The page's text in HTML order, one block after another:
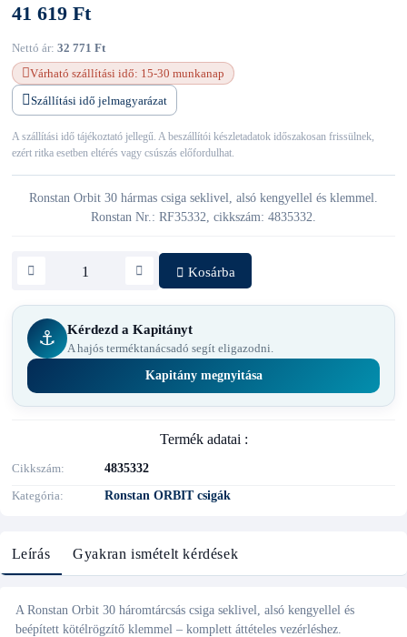
41 619 Ft
Nettó ár: 32 771 Ft
Várható szállítási idő: 15-30 munkanap
Szállítási idő jelmagyarázat
A szállítási idő tájékoztató jellegű. A beszállítói készletadatok időszakosan frissülnek,
ezért ritka esetben eltérés vagy csúszás előfordulhat.
Ronstan Orbit 30 hármas csiga seklivel, alsó kengyellel és klemmel.
Ronstan Nr.: RF35332, cikkszám: 4835332.
Kosárba
⚓ Kérdezd a Kapitányt
A hajós terméktanácsadó segít eligazodni.
Kapitány megnyitása
Termék adatai :
Cikkszám
4835332
Kategória
Ronstan ORBIT csigák
Leírás Gyakran ismételt kérdések
A Ronstan Orbit 30 háromtárcsás csiga seklivel, alsó kengyellel és
beépített kötélrögzítő klemmel – komplett áttételes vezérléshez.